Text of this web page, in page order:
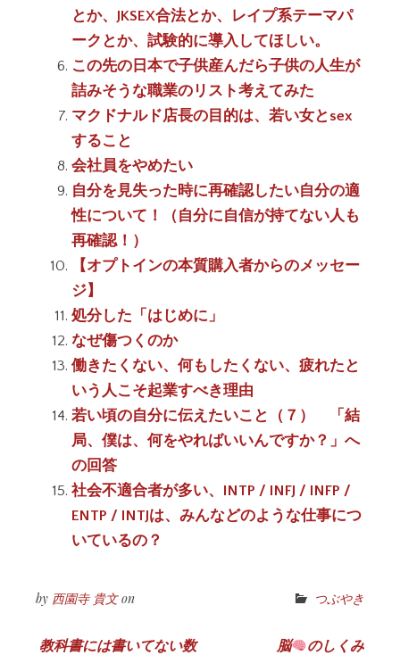
とか、JKSEX合法とか、レイプ系テーマパ
ークとか、試験的に導入してほしい。
この先の日本で子供産んだら子供の人生が
詰みそうな職業のリスト考えてみた
マクドナルド店長の目的は、若い女とsex
すること
会社員をやめたい
自分を見失った時に再確認したい自分の適
性について！（自分に自信が持てない人も
再確認！）
【オプトインの本質購入者からのメッセー
ジ】
処分した「はじめに」
なぜ傷つくのか
働きたくない、何もしたくない、疲れたと
いう人こそ起業すべき理由
若い頃の自分に伝えたいこと（７） 「結
局、僕は、何をやればいいんですか？」へ
の回答
社会不適合者が多い、INTP / INFJ / INFP /
ENTP / INTJは、みんなどのような仕事につ
いているの？
by 西園寺 貴文on つぶやき
投
教科書には書いてない数 脳 のしくみ